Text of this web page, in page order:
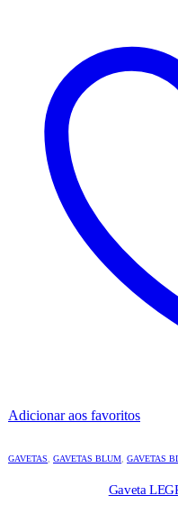
Adicionar aos favoritos
GAVETAS GAVETAS BLUM GAVETAS
Gaveta